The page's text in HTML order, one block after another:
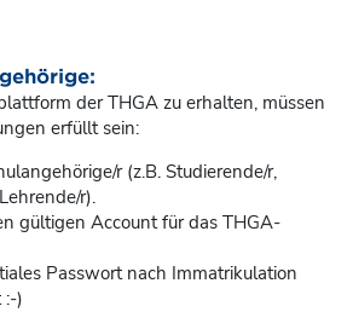
der THGA zu erhalten, müssen
erfüllt sein:
r (z.B. Studierende/r,
r).
gültigen Account für das THGA-
Passwort nach Immatrikulation
:-)